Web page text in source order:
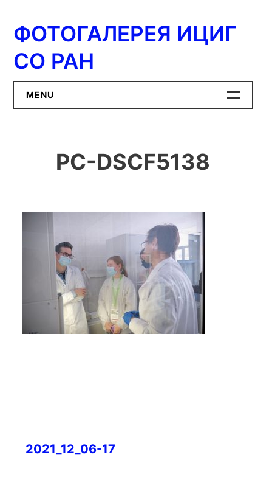
содержимому
ФОТОГАЛЕРЕЯ ИЦИГ
СО РАН
MENU
ИЦиГ СО РАН
PC-DSCF5138
Навигация
2021_12_06-17